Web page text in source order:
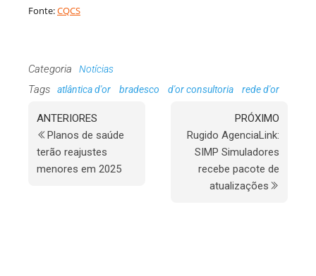
Fonte:CQCS
Categoria Notícias
Tags atlântica d'or bradesco d'or consultoria rede d'or
ANTERIORES
Planos de saúde
terão reajustes
menores em 2025
PRÓXIMO
Rugido AgenciaLink:
SIMP Simuladores
recebe pacote de
atualizações